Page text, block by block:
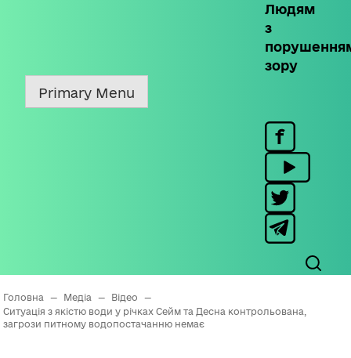
Людям
з
зору
Primary Menu
Головна — Медіа — Відео
—
Cитуація з якістю води у річках Сейм та Десна контрольована,
загрози питному водопостачанню немає